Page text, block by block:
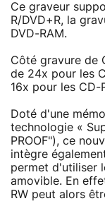
Ce graveur
R/DVD+R, la
DVD-RAM.
Côté gravure de
de 24x pour les
16x pour les CD-
Doté d'une
technologie «
PROOF"), ce
intègre
permet d'utiliser
amovible. En
RW peut alors